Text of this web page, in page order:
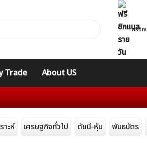
ฟรีซิก
Trade About US
Indicators
าะห์ เศรษฐกิจทั่วไป ดัชนี-หุ้น พันธบัตร